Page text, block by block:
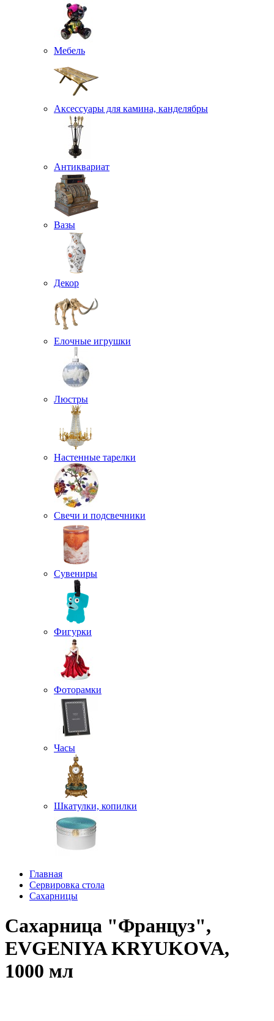
Мебель
Аксессуары для камина, канделябры
Антиквариат
Вазы
Декор
Елочные игрушки
Люстры
Настенные тарелки
Свечи и подсвечники
Сувениры
Фигурки
Фоторамки
Часы
Шкатулки, копилки
Главная
Сервировка стола
Сахарницы
Сахарница "Француз",
EVGENIYA KRYUKOVA,
1000 мл